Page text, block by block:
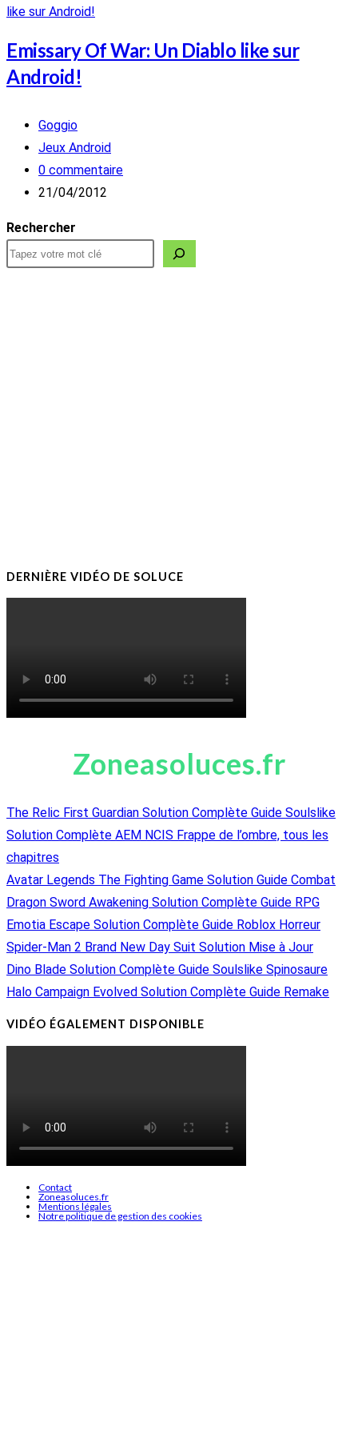
Emissary Of War: Un Diablo like sur
Android!
Auteur/autrice
de
la
publication :
Goggio
Post
category:
Jeux Android
Commentaires
de
publication :
0 commentaire
Publication
21/04/2012
Rechercher
DERNIÈRE VIDÉO DE SOLUCE
Zoneasoluces.fr
The Relic First Guardian Solution Complète Guide Soulslike
Solution Complète AEM NCIS Frappe de l’ombre, tous les
chapitres
Avatar Legends The Fighting Game Solution Guide Combat
Dragon Sword Awakening Solution Complète Guide RPG
Emotia Escape Solution Complète Guide Roblox Horreur
Spider-Man 2 Brand New Day Suit Solution Mise à Jour
Dino Blade Solution Complète Guide Soulslike Spinosaure
Halo Campaign Evolved Solution Complète Guide Remake
VIDÉO ÉGALEMENT DISPONIBLE
Contact
Zoneasoluces.fr
Mentions légales
Notre politique de gestion des cookies